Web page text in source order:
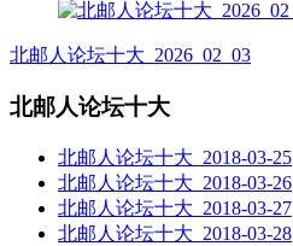
北邮人论坛十大_2026_02_03
北邮人论坛十大
北邮人论坛十大_2018-03-25
北邮人论坛十大_2018-03-26
北邮人论坛十大_2018-03-27
北邮人论坛十大_2018-03-28